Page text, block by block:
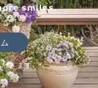
smiles.
きます。